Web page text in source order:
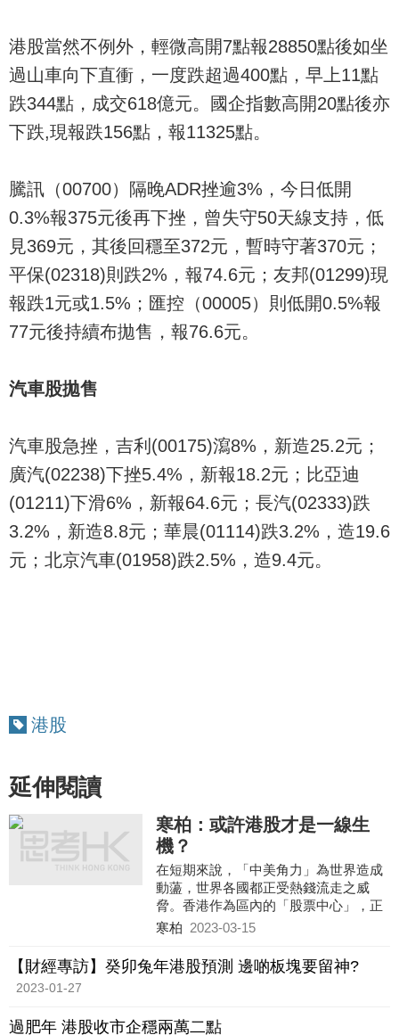
港股當然不例外，輕微高開7點報28850點後如坐
過山車向下直衝，一度跌超過400點，早上11點
跌344點，成交618億元。國企指數高開20點後亦
下跌,現報跌156點，報11325點。
騰訊（00700）隔晚ADR挫逾3%，今日低開
0.3%報375元後再下挫，曾失守50天線支持，低
見369元，其後回穩至372元，暫時守著370元；
平保(02318)則跌2%，報74.6元；友邦(01299)現
報跌1元或1.5%；匯控（00005）則低開0.5%報
77元後持續布拋售，報76.6元。
汽車股拋售
汽車股急挫，吉利(00175)瀉8%，新造25.2元；
廣汽(02238)下挫5.4%，新報18.2元；比亞迪
(01211)下滑6%，新報64.6元；長汽(02333)跌
3.2%，新造8.8元；華晨(01114)跌3.2%，造19.6
元；北京汽車(01958)跌2.5%，造9.4元。
港股
延伸閱讀
寒柏：或許港股才是一線生
機？
在短期來說，「中美角力」為世界造成
動蘯，世界各國都正受熱錢流走之威
脅。香港作為區內的「股票中心」，正
可想盡辦法為內地企業「圈錢」。
股市，例如我們可以減低交易成本，加
快金融創新及數碼化等等。
寒柏 2023-03-15
【財經專訪】癸卯兔年港股預測 邊啲板塊要留神?
2023-01-27
過肥年 港股收市企穩兩萬二點